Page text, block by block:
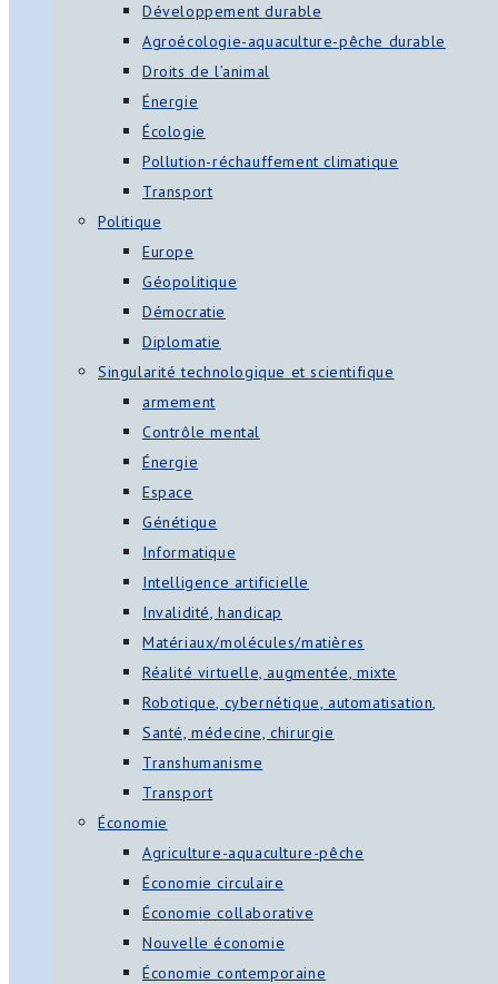
Développement durable
Agroécologie-aquaculture-pêche durable
Droits de l’animal
Énergie
Écologie
Pollution-réchauffement climatique
Transport
Politique
Europe
Géopolitique
Démocratie
Diplomatie
Singularité technologique et scientifique
armement
Contrôle mental
Énergie
Espace
Génétique
Informatique
Intelligence artificielle
Invalidité, handicap
Matériaux/molécules/matières
Réalité virtuelle, augmentée, mixte
Robotique, cybernétique, automatisation,
Santé, médecine, chirurgie
Transhumanisme
Transport
Économie
Agriculture-aquaculture-pêche
Économie circulaire
Économie collaborative
Nouvelle économie
Économie contemporaine